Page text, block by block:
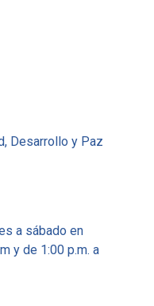
Desarrollo y Paz
a sábado en
y de 1:00 p.m. a